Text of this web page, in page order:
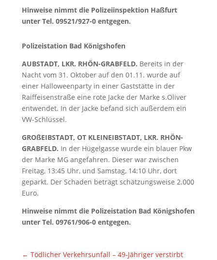
Hinweise nimmt die Polizeiinspektion Haßfurt
unter Tel. 09521/927-0 entgegen.
Polizeistation Bad Königshofen
AUBSTADT, LKR. RHÖN-GRABFELD. Bereits in der
Nacht vom 31. Oktober auf den 01.11. wurde auf
einer Halloweenparty in einer Gaststätte in der
Raiffeisenstraße eine rote Jacke der Marke s.Oliver
entwendet. In der Jacke befand sich außerdem ein
VW-Schlüssel.
GROßEIBSTADT, OT KLEINEIBSTADT, LKR. RHÖN-
GRABFELD. In der Hügelgasse wurde ein blauer Pkw
der Marke MG angefahren. Dieser war zwischen
Freitag, 13:45 Uhr, und Samstag, 14:10 Uhr, dort
geparkt. Der Schaden beträgt schätzungsweise 2.000
Euro.
Hinweise nimmt die Polizeistation Bad Königshofen
unter Tel. 09761/906-0 entgegen.
← Tödlicher Verkehrsunfall – 49-Jähriger verstirbt